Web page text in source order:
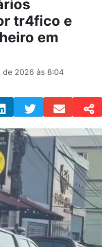
tr4fico e
em
de 2026 às 8:04